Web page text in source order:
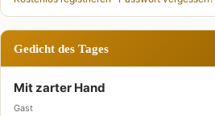
Gedicht des Tages
Mit zarter Hand
Gast